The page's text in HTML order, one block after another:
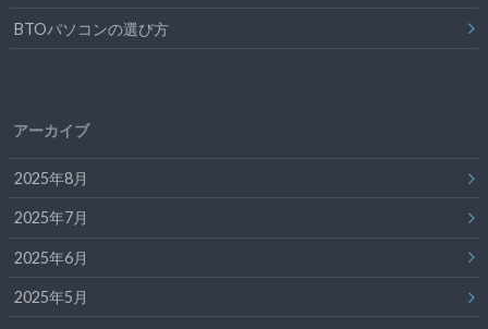
BTOパソコンの選び方
アーカイブ
2025年8月
2025年7月
2025年6月
2025年5月